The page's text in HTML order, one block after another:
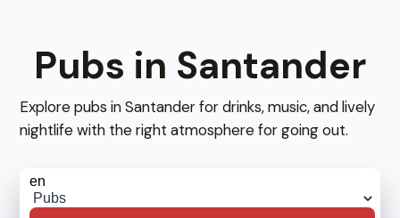
Pubs in Santander
Explore pubs in Santander for drinks, music, and lively
nightlife with the right atmosphere for going out.